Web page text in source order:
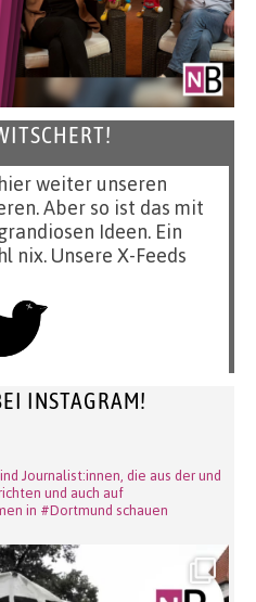
weiter unseren
Aber so ist das mit
Ideen. Ein
nix. Unsere X-Feeds
INSTAGRAM!
Journalist:innen, die aus der und
und auch auf
in #Dortmund schauen